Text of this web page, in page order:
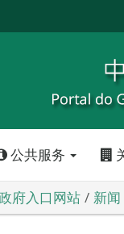
公共服务
府入口网站 新闻